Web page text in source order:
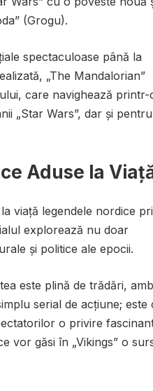
(Grogu).
spectaculoase până la
„The Mandalorian”
care navighează printr-
„Star Wars”, dar și pentru
Aduse la
viață legendele nordice
explorează nu doar
și politice ale epocii.
este plină de trădări,
serial de acțiune; este
o privire
vor găsi în „Vikings” o